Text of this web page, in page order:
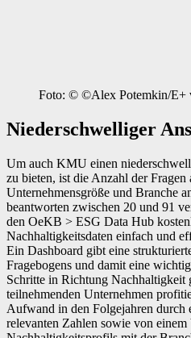
Foto: © ©Alex Potemkin/E+
Niederschwelliger
Um auch KMU einen
zu bieten, ist die ­Anzahl der
Unternehmensgröße und Branche
beantworten zwischen 20 und 91
den OeKB > ESG Data Hub
Nachhaltigkeitsdaten einfach und
Ein Dashboard gibt eine
Fragebogens und damit eine
Schritte in Richtung Nachhaltigkeit
teilnehmenden Unternehmen
Aufwand in den Folgejahren durch
relevanten Zahlen sowie von einem